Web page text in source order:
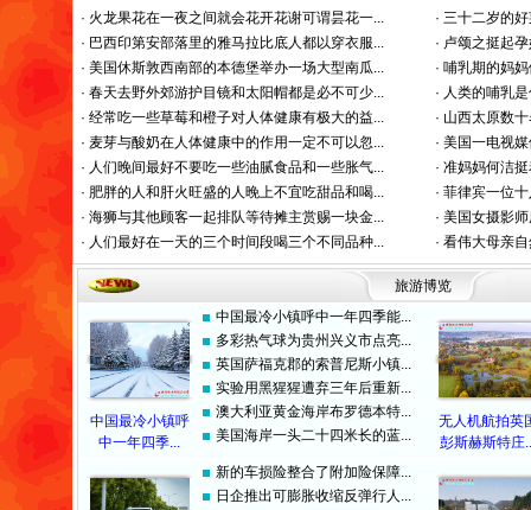
· 火龙果花在一夜之间就会花开花谢可谓昙花一...
· 巴西印第安部落里的雅马拉比底人都以穿衣服...
· 美国休斯敦西南部的本德堡举办一场大型南瓜...
· 春天去野外郊游护目镜和太阳帽都是必不可少...
· 经常吃一些草莓和橙子对人体健康有极大的益...
· 麦芽与酸奶在人体健康中的作用一定不可以忽...
· 人们晚间最好不要吃一些油腻食品和一些胀气...
· 肥胖的人和肝火旺盛的人晚上不宜吃甜品和喝...
· 海狮与其他顾客一起排队等待摊主赏赐一块金...
· 人们最好在一天的三个时间段喝三个不同品种...
· 三十二岁的
· 卢颂之挺起
· 哺乳期的妈
· 人类的哺乳
· 山西太原数
· 美国一电视
· 准妈妈何洁
· 菲律宾一位
· 美国女摄影
· 看伟大母亲
旅游博览
中国最冷小镇呼
中一年四季...
中国最冷小镇呼中一年四季能...
多彩热气球为贵州兴义市点亮...
英国萨福克郡的索普尼斯小镇...
实验用黑猩猩遭弃三年后重新...
澳大利亚黄金海岸布罗德本特...
美国海岸一头二十四米长的蓝...
无人机航拍英
彭斯赫斯特庄
新的车损险整合了附加险保障...
日企推出可膨胀收缩反弹行人...